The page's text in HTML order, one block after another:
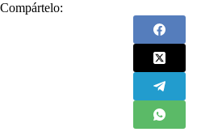
Compártelo: